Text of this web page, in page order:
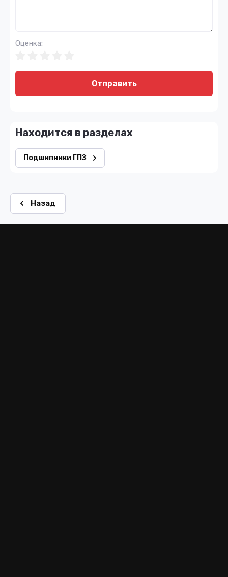
Оценка:
Отправить
Находится в разделах
Подшипники ГПЗ
Назад